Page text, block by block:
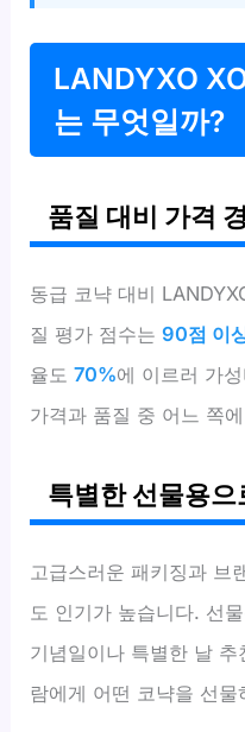
LANDYXO
는 무엇일까?
품질 대비 가격
동급 코냑 대비
질 평가 점수는90점 이
율도70%에 이르러 가
가격과 품질 중 어느 쪽
특별한 선물용
고급스러운 패키징과 브
도 인기가 높습니다. 선
기념일이나 특별한 날
람에게 어떤 코냑을 선물